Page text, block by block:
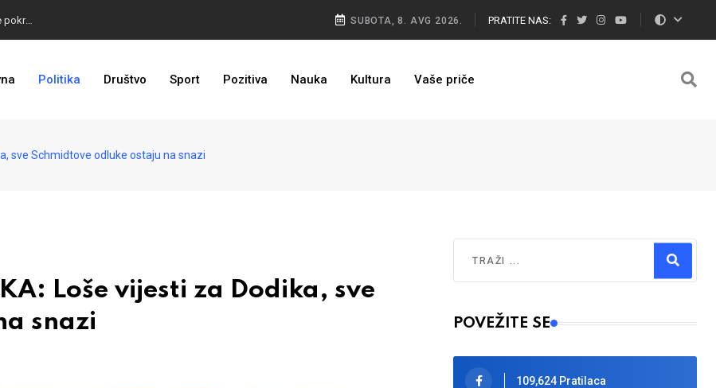
TROJKA U AKCIJI: Inicijativa za status Srebrenice pokrenuta
ZASTRAŠIVANJE I PRITISCI: Saslušane još 4 osobe, 26 na popisu
SUBOTA, 8. AVG 2026. PRATITE NAS:
Politika Društvo Sport Pozitiva Nauka Kultura Vaše priče
sve Schmidtove odluke ostaju na snazi
Loše vijesti za Dodika, sve
snazi
Type 2 or more characters for results.
POVEŽITE SE
109,624 Pratilaca